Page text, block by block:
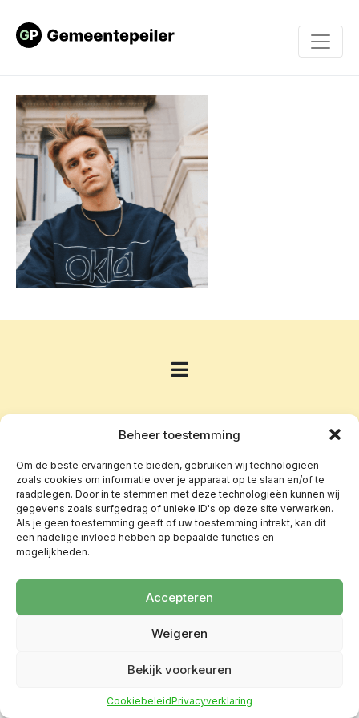
Beheer toestemming
Om de beste ervaringen te bieden, gebruiken wij technologieën
zoals cookies om informatie over je apparaat op te slaan en/of te
raadplegen. Door in te stemmen met deze technologieën kunnen wij
gegevens zoals surfgedrag of unieke ID's op deze site verwerken.
Als je geen toestemming geeft of uw toestemming intrekt, kan dit
een nadelige invloed hebben op bepaalde functies en
mogelijkheden.
Accepteren
Weigeren
Bekijk voorkeuren
CookiebeleidPrivacyverklaring